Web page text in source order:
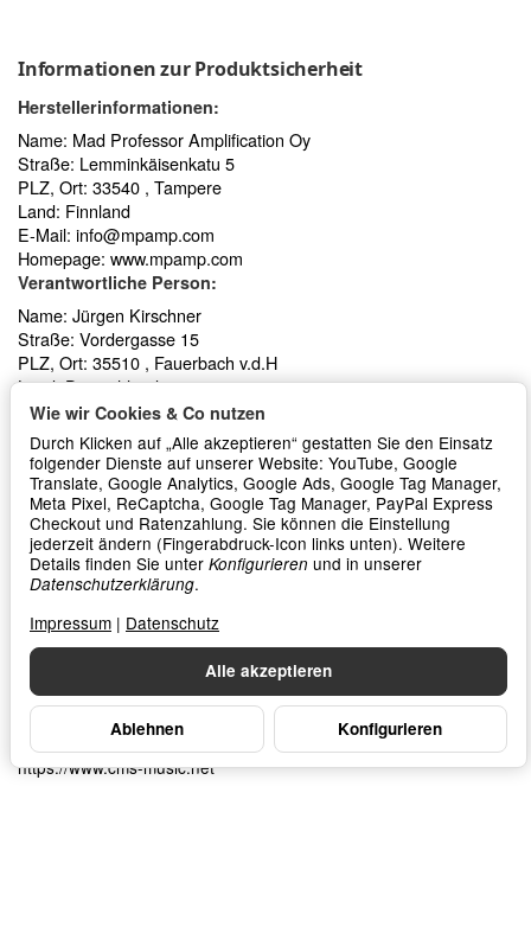
Informationen zur Produktsicherheit
Herstellerinformationen:
Name: Mad Professor Amplification Oy
Straße: Lemminkäisenkatu 5
PLZ, Ort: 33540 , Tampere
Land: Finnland
E-Mail: info@mpamp.com
Homepage: www.mpamp.com
Verantwortliche Person:
Name: Jürgen Kirschner
Straße: Vordergasse 15
PLZ, Ort: 35510 , Fauerbach v.d.H
Land: Deutschland
Bundesland: Baden-Württemberg
E-Mail: info@cms-music.net
Homepage:https://www.cms-music.net
Angaben zur Produktsicherheit
Herstellerinformationen:
Mad Professor Amplification Oy
Lemminkäisenkatu 5
Tampere, Finnland, 33540
www.mpamp.com
Verantwortliche Person:
Vordergasse 15
Baden-Württemberg
Fauerbach v.d.H, Deutschland, 35510
info@cms-music.net
https://www.cms-music.net
Alle akzeptieren
Ablehnen Konfigurieren
Wie wir Cookies & Co nutzen
Durch Klicken auf „Alle akzeptieren“ gestatten Sie den Einsatz
folgender Dienste auf unserer Website: YouTube, Google
Translate, Google Analytics, Google Ads, Google Tag Manager,
Meta Pixel, ReCaptcha, Google Tag Manager, PayPal Express
Checkout und Ratenzahlung. Sie können die Einstellung
jederzeit ändern (Fingerabdruck-Icon links unten). Weitere
Details finden Sie unter Konfigurieren und in unserer
Datenschutzerklärung.
Impressum | Datenschutz